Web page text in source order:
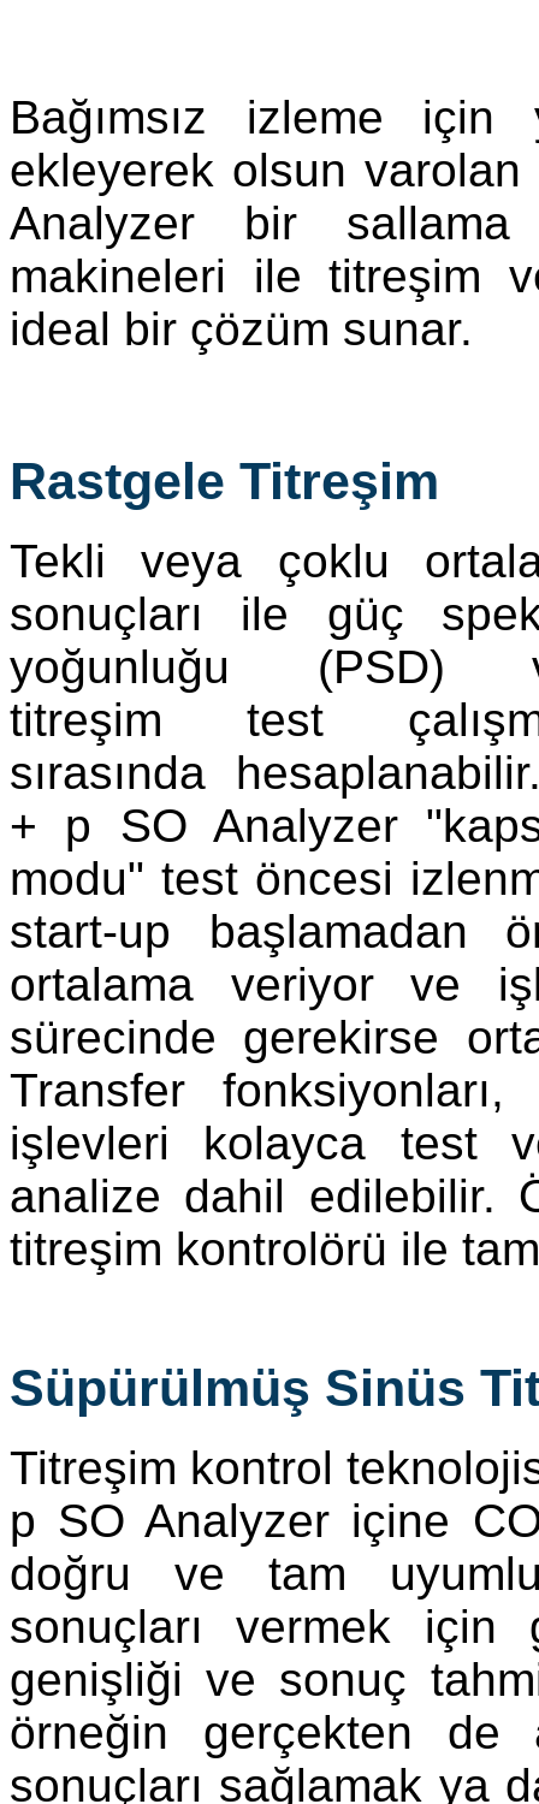
Bağımsız izleme
ekleyerek olsun
Analyzer bir
makineleri ile titreşim
ideal bir çözüm sunar.
Rastgele Titreşim
Tekli veya çoklu
sonuçları ile güç
yoğunluğu (PSD)
titreşim test
sırasında
+ p SO Analyzer
modu" test öncesi
start-up başlamadan
ortalama veriyor ve
sürecinde gerekirse
Transfer
işlevleri kolayca test
analize dahil edilebilir.
titreşim kontrolörü ile
Süpürülmüş Sinüs
Titreşim kontrol
p SO Analyzer içine
doğru ve tam
sonuçları vermek için
genişliği ve sonuç
örneğin gerçekten de
sonuçları sağlamak ya